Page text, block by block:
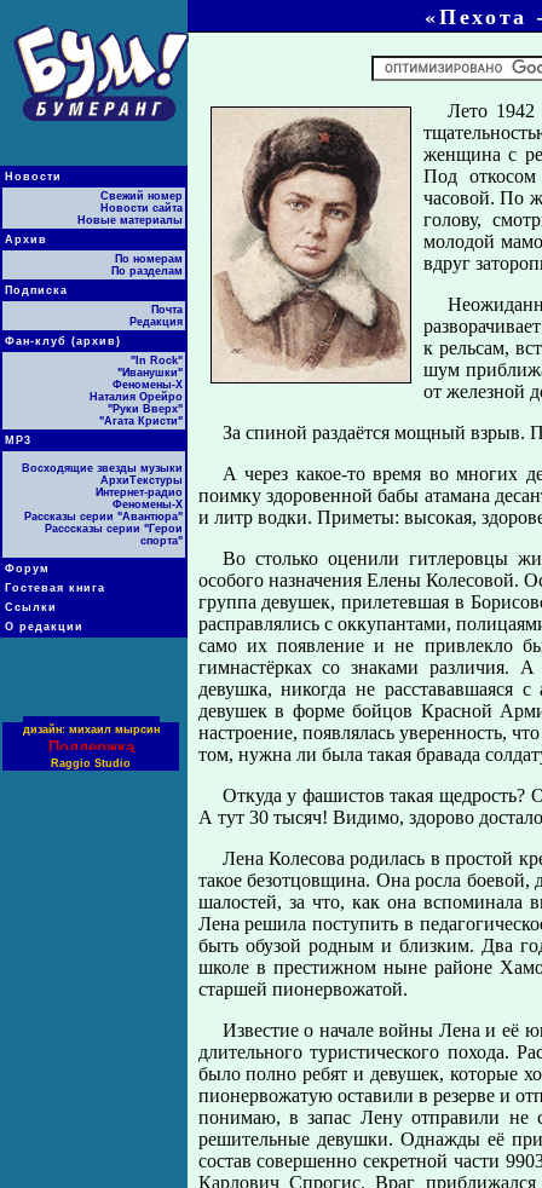
Новости
Свежий номер
Новости сайта
Новые материалы
Архив
По номерам
По разделам
Подписка
Почта
Редакция
Фан-клуб (архив)
"In Rock"
"Иванушки"
Феномены-Х
Наталия Орейро
"Руки Вверх"
"Агата Кристи"
МР3
Восходящие звезды музыки
АрхиТекстуры
Интернет-радио
Феномены-Х
Рассказы серии "Авантюра"
Расссказы серии "Герои
спорта"
Форум
Гостевая книга
Ссылки
О редакции
дизайн: михаил мырсин
Поддержка
Raggio Studio
«Пехота
Лето 1942
женщина с
Под
часовой. По
голову,
молодой
вдруг
к рельсам,
шум
от железной
За спиной раздаётся мощный взрыв.
А через какое-то время во многих
поимку здоровенной бабы атамана
и литр водки. Приметы: высокая,
Во столько оценили гитлеровцы
особого назначения Елены Колесовой.
группа девушек, прилетевшая в
расправлялись с оккупантами,
само их появление и не привлекло
гимнастёрках со знаками различия.
девушка, никогда не расстававшаяся
девушек в форме бойцов Красной
настроение, появлялась уверенность,
том, нужна ли была такая бравада
Откуда у фашистов такая щедрость?
А тут 30 тысяч! Видимо, здорово
Лена Колесова родилась в простой
такое безотцовщина. Она росла
шалостей, за что, как она вспоминала
Лена решила поступить в
быть обузой родным и близким. Два
школе в престижном ныне районе
старшей пионервожатой.
Известие о начале войны Лена и её
длительного туристического похода.
было полно ребят и девушек, которые
пионервожатую оставили в резерве и
понимаю, в запас Лену отправили не
решительные девушки. Однажды её
состав совершенно секретной части
Карлович Спрогис. Враг